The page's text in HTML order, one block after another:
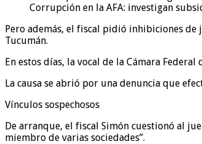
Corrupción en la AFA: investigan
Pero además, el fiscal pidió inhibiciones de
Tucumán.
En estos días, la vocal de la Cámara
La causa se abrió por una denuncia que
Vínculos sospechosos
De arranque, el fiscal Simón cuestionó al
miembro de varias sociedades”.